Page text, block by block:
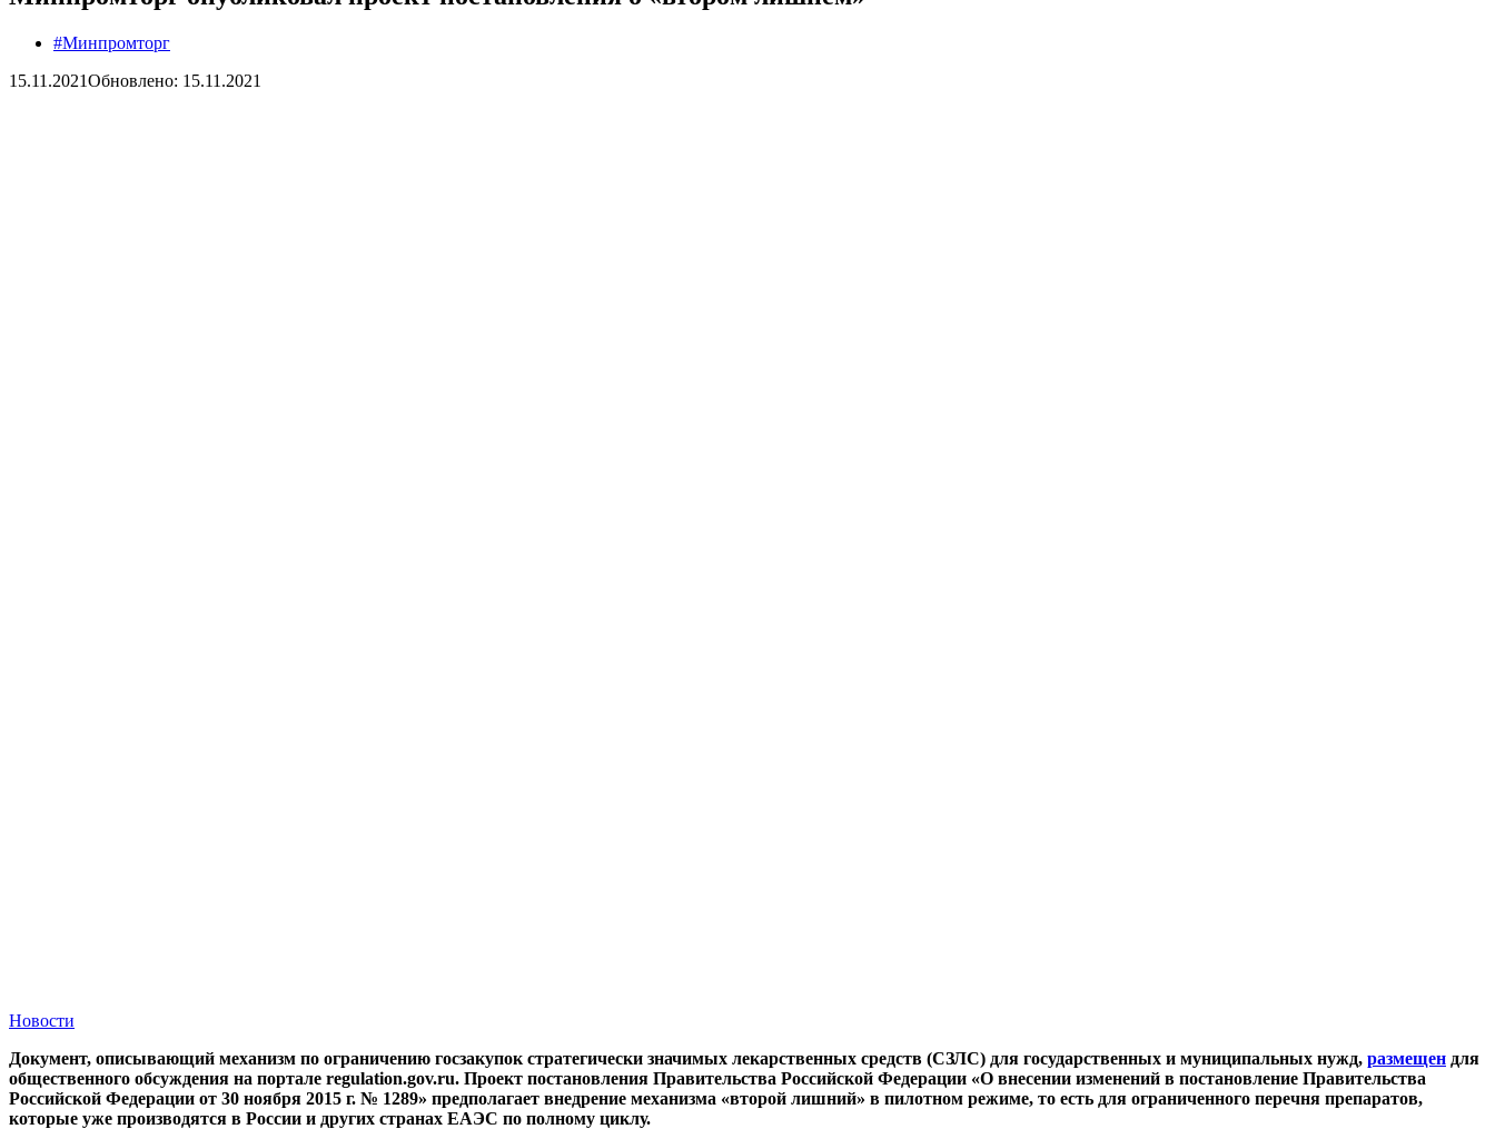
#Минпромторг
15.11.2021Обновлено: 15.11.2021
Новости
Документ, описывающий механизм по ограничению госзакупок стратегически значимых лекарственных средств (СЗЛС) для государственных и муниципальных нужд, размещен для
общественного обсуждения на портале regulation.gov.ru. Проект постановления Правительства Российской Федерации «О внесении изменений в постановление Правительства
Российской Федерации от 30 ноября 2015 г. № 1289» предполагает внедрение механизма «второй лишний» в пилотном режиме, то есть для ограниченного перечня препаратов,
которые уже производятся в России и других странах ЕАЭС по полному циклу.